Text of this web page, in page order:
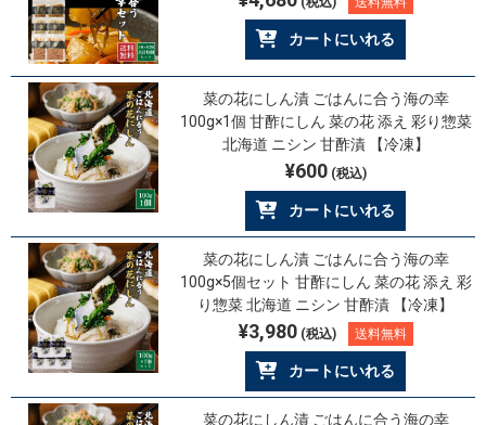
カートにいれる
菜の花にしん漬 ごはんに合う海の幸
100g×1個 甘酢にしん 菜の花 添え 彩り惣菜
北海道 ニシン 甘酢漬 【冷凍】
¥600(税込)
カートにいれる
菜の花にしん漬 ごはんに合う海の幸
100g×5個セット 甘酢にしん 菜の花 添え 彩
り惣菜 北海道 ニシン 甘酢漬 【冷凍】
¥3,980(税込) 送料無料
カートにいれる
菜の花にしん漬 ごはんに合う海の幸